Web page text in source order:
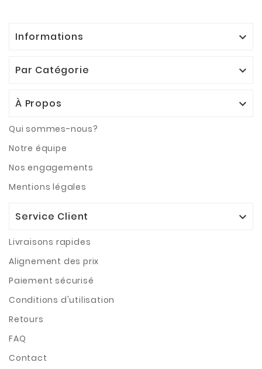
Informations 
Par Catégorie 
À Propos 
Qui sommes-nous?
Notre équipe
Nos engagements
Mentions légales
Service Client 
Livraisons rapides
Alignement des prix
Paiement sécurisé
Conditions d'utilisation
Retours
FAQ
Contact